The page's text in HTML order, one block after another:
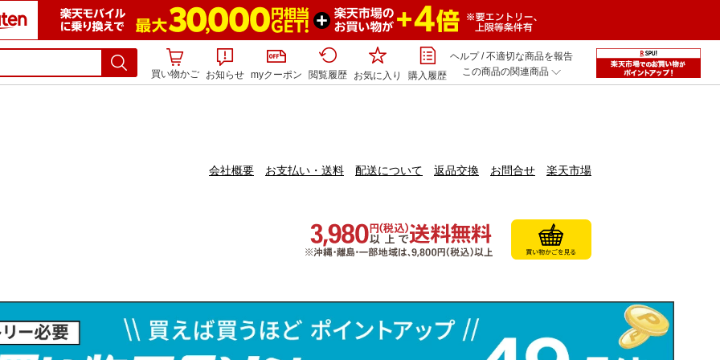
買い物かご お知らせ myクーポン 閲覧履歴 お気に入り 購入履歴
ヘルプ/不適切な商品を報告
この商品の関連商品